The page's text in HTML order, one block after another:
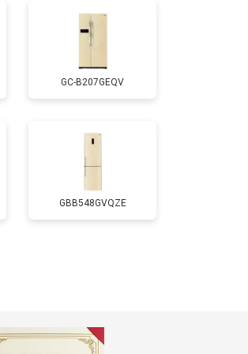
Заказать
Заказать
Заказать
GC-B207GEQV
GBB548GVQZE